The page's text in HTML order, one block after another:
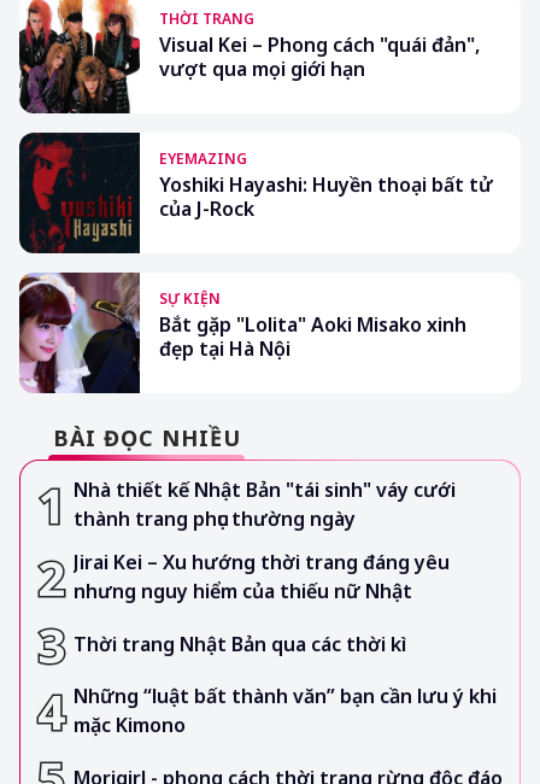
THỜI TRANG
Visual Kei – Phong cách "quái đản",
vượt qua mọi giới hạn
EYEMAZING
Yoshiki Hayashi: Huyền thoại bất tử
của J-Rock
SỰ KIỆN
Bắt gặp "Lolita" Aoki Misako xinh
đẹp tại Hà Nội
BÀI ĐỌC NHIỀU
Nhà thiết kế Nhật Bản "tái sinh" váy cưới
thành trang phục thường ngày
Jirai Kei – Xu hướng thời trang đáng yêu
nhưng nguy hiểm của thiếu nữ Nhật
Thời trang Nhật Bản qua các thời kì
Những “luật bất thành văn” bạn cần lưu ý khi
mặc Kimono
Morigirl - phong cách thời trang rừng độc đáo